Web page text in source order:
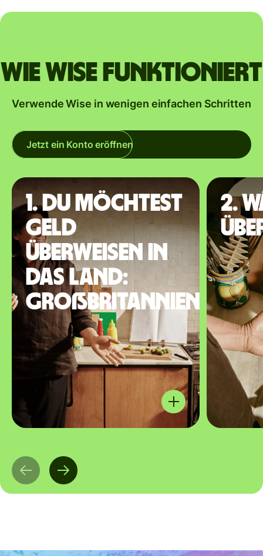
Wie Wise funktioniert
Verwende Wise in wenigen einfachen Schritten
Jetzt ein Konto eröffnen
1. Du möchtest
Geld
überweisen in
das Land:
Großbritannien
2.